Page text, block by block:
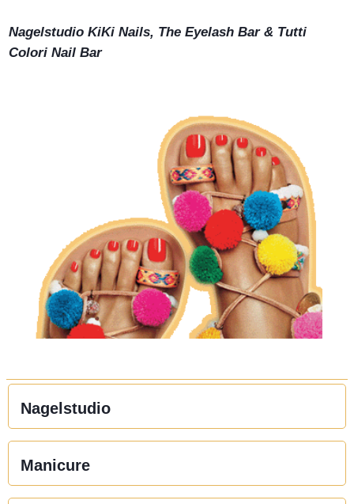
Nagelstudio KiKi Nails, The Eyelash Bar & Tutti
Colori Nail Bar
Nagelstudio
Manicure